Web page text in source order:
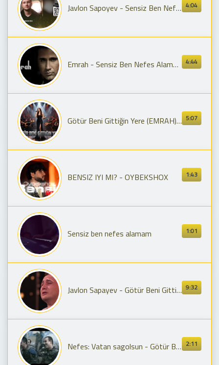
4:04
Javlon Sapoyev - Sensiz Ben Nefes Alamam (live)
4:44
Emrah - Sensiz Ben Nefes Alamam
5:07
Götür Beni Gittiğin Yere (EMRAH) Cover #emrah #arabesk #trending #müzik #aimusic #cover
1:43
BENSIZ IYI MI? - OYBEKSHOX
1:01
Sensiz ben nefes alamam
9:32
Javlon Sapayev - Götür Beni Gittiğin Yere (Emrah) X-faktor O'zbekiston (1-mavsum)
2:11
Nefes: Vatan sagolsun - Götür Beni Gittiğin Yere